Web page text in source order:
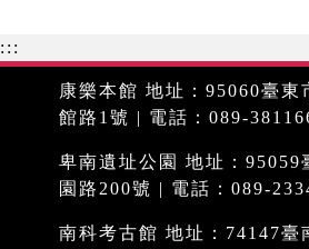
:::
康樂本館 地址：95060臺東
館路1號 | 電話：089-
卑南遺址公園 地址：95059
園路200號 | 電話：089-
南科考古館 地址：74147臺